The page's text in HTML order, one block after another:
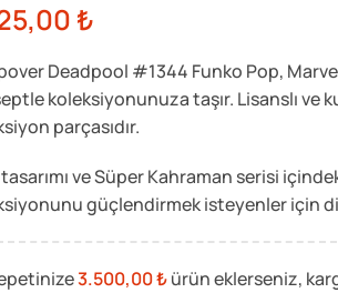
₺
Deadpool #1344 Funko Pop,
koleksiyonunuza taşır. Lisanslı
parçasıdır.
ve Süper Kahraman serisi
güçlendirmek isteyenler için
3.500,00₺ürün eklerseniz,